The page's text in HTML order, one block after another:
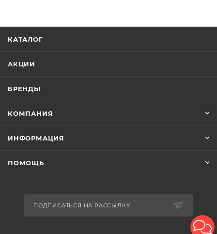
КАТАЛОГ
АКЦИИ
БРЕНДЫ
КОМПАНИЯ
ИНФОРМАЦИЯ
ПОМОЩЬ
ПОДПИСАТЬСЯ НА РАССЫЛКУ